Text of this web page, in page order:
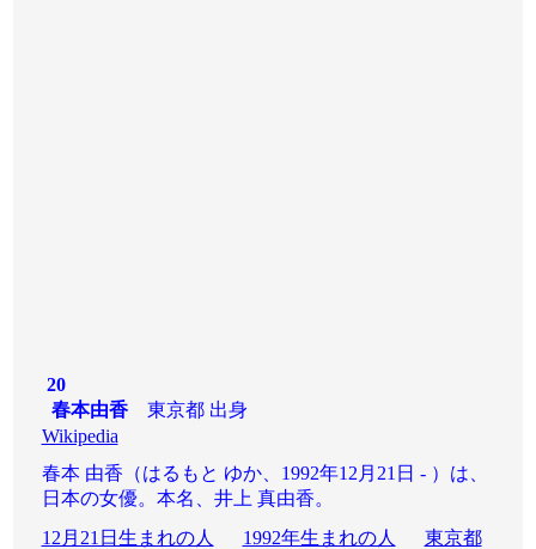
20
春本由香東京都 出身
Wikipedia
春本 由香（はるもと ゆか、1992年12月21日 - ）は、
日本の女優。本名、井上 真由香。
12月21日生まれの人
1992年生まれの人
東京都